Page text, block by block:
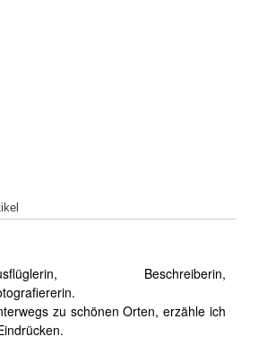
Beschreiberin,
zu schönen Orten, erzähle ich